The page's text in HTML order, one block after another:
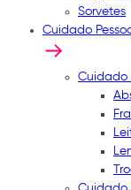
Sorvetes
Cuidado
Cuidado